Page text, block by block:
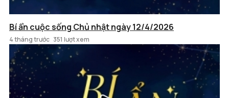
Bí ẩn cuộc sống Chủ nhật ngày 12/4/2026
4 tháng trước 351 lượt xem